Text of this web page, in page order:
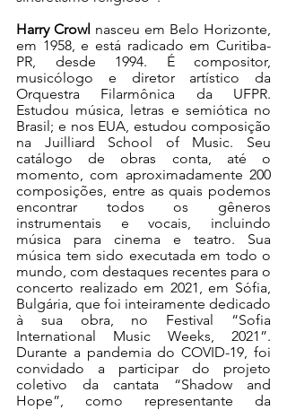
Harry Crowl nasceu em Belo Horizonte,
em 1958, e está radicado em Curitiba-
PR, desde 1994. É compositor,
musicólogo e diretor artístico da
Orquestra Filarmônica da UFPR.
Estudou música, letras e semiótica no
Brasil; e nos EUA, estudou composição
na Juilliard School of Music. Seu
catálogo de obras conta, até o
momento, com aproximadamente 200
composições, entre as quais podemos
encontrar todos os gêneros
instrumentais e vocais, incluindo
música para cinema e teatro. Sua
música tem sido executada em todo o
mundo, com destaques recentes para o
concerto realizado em 2021, em Sófia,
Bulgária, que foi inteiramente dedicado
à sua obra, no Festival “Sofia
International Music Weeks, 2021”.
Durante a pandemia do COVID-19, foi
convidado a participar do projeto
coletivo da cantata “Shadow and
Hope”, como representante da